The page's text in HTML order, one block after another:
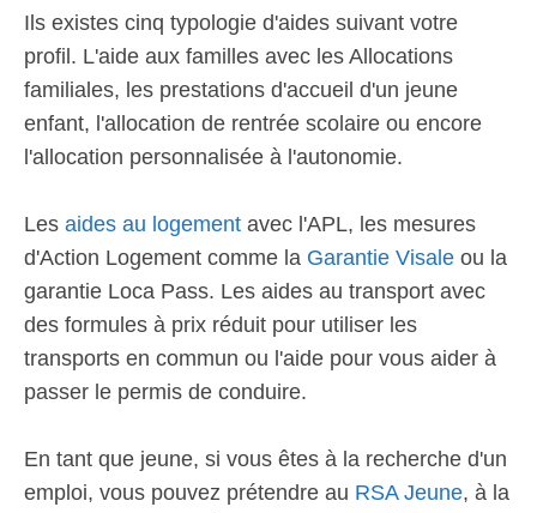
Ils existes cinq typologie d'aides suivant votre
profil. L'aide aux familles avec les Allocations
familiales, les prestations d'accueil d'un jeune
enfant, l'allocation de rentrée scolaire ou encore
l'allocation personnalisée à l'autonomie.
Les aides au logement avec l'APL, les mesures
d'Action Logement comme la Garantie Visale ou la
garantie Loca Pass. Les aides au transport avec
des formules à prix réduit pour utiliser les
transports en commun ou l'aide pour vous aider à
passer le permis de conduire.
En tant que jeune, si vous êtes à la recherche d'un
emploi, vous pouvez prétendre au RSA Jeune, à la